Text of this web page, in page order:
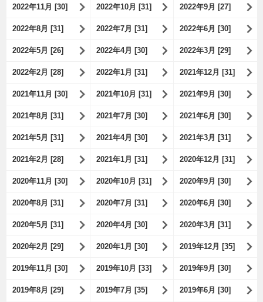
2022年11月 [30] 2022年10月 [31] 2022年9月 [27]
2022年8月 [31] 2022年7月 [31] 2022年6月 [30]
2022年5月 [26] 2022年4月 [30] 2022年3月 [29]
2022年2月 [28] 2022年1月 [31] 2021年12月 [31]
2021年11月 [30] 2021年10月 [31] 2021年9月 [30]
2021年8月 [31] 2021年7月 [30] 2021年6月 [30]
2021年5月 [31] 2021年4月 [30] 2021年3月 [31]
2021年2月 [28] 2021年1月 [31] 2020年12月 [31]
2020年11月 [30] 2020年10月 [31] 2020年9月 [30]
2020年8月 [31] 2020年7月 [31] 2020年6月 [30]
2020年5月 [31] 2020年4月 [30] 2020年3月 [31]
2020年2月 [29] 2020年1月 [30] 2019年12月 [35]
2019年11月 [30] 2019年10月 [33] 2019年9月 [30]
2019年8月 [29] 2019年7月 [35] 2019年6月 [30]